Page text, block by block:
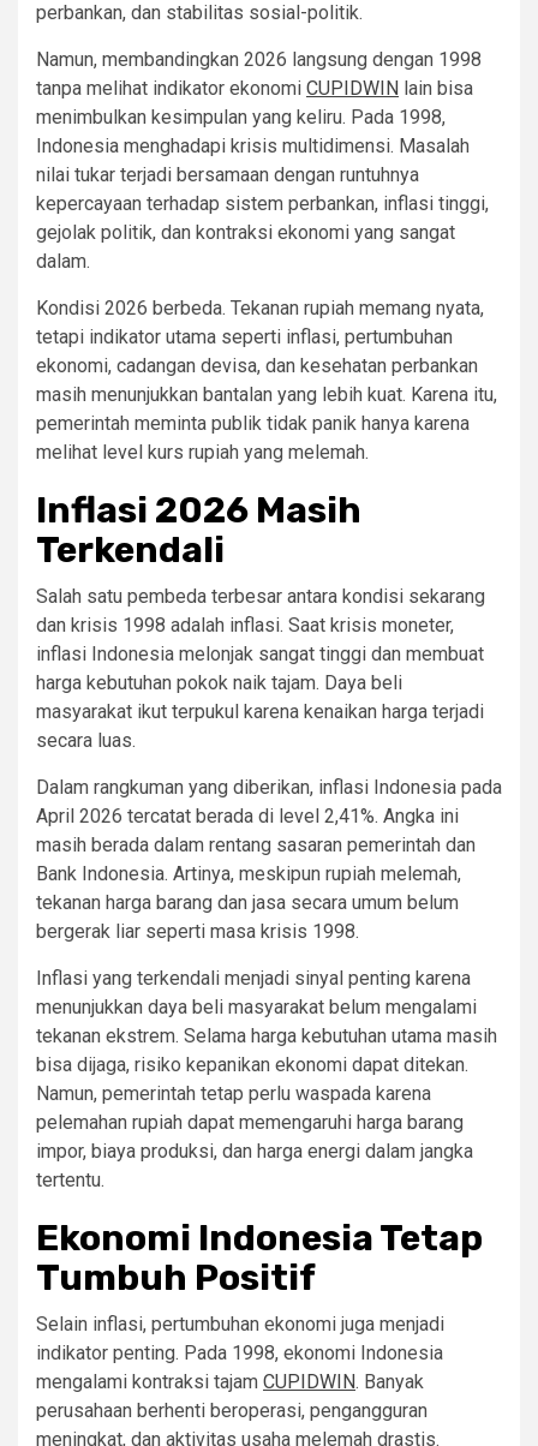
perbankan, dan stabilitas sosial-politik.
Namun, membandingkan 2026 langsung dengan 1998
tanpa melihat indikator ekonomi CUPIDWIN lain bisa
menimbulkan kesimpulan yang keliru. Pada 1998,
Indonesia menghadapi krisis multidimensi. Masalah
nilai tukar terjadi bersamaan dengan runtuhnya
kepercayaan terhadap sistem perbankan, inflasi tinggi,
gejolak politik, dan kontraksi ekonomi yang sangat
dalam.
Kondisi 2026 berbeda. Tekanan rupiah memang nyata,
tetapi indikator utama seperti inflasi, pertumbuhan
ekonomi, cadangan devisa, dan kesehatan perbankan
masih menunjukkan bantalan yang lebih kuat. Karena itu,
pemerintah meminta publik tidak panik hanya karena
melihat level kurs rupiah yang melemah.
Inflasi 2026 Masih
Terkendali
Salah satu pembeda terbesar antara kondisi sekarang
dan krisis 1998 adalah inflasi. Saat krisis moneter,
inflasi Indonesia melonjak sangat tinggi dan membuat
harga kebutuhan pokok naik tajam. Daya beli
masyarakat ikut terpukul karena kenaikan harga terjadi
secara luas.
Dalam rangkuman yang diberikan, inflasi Indonesia pada
April 2026 tercatat berada di level 2,41%. Angka ini
masih berada dalam rentang sasaran pemerintah dan
Bank Indonesia. Artinya, meskipun rupiah melemah,
tekanan harga barang dan jasa secara umum belum
bergerak liar seperti masa krisis 1998.
Inflasi yang terkendali menjadi sinyal penting karena
menunjukkan daya beli masyarakat belum mengalami
tekanan ekstrem. Selama harga kebutuhan utama masih
bisa dijaga, risiko kepanikan ekonomi dapat ditekan.
Namun, pemerintah tetap perlu waspada karena
pelemahan rupiah dapat memengaruhi harga barang
impor, biaya produksi, dan harga energi dalam jangka
tertentu.
Ekonomi Indonesia Tetap
Tumbuh Positif
Selain inflasi, pertumbuhan ekonomi juga menjadi
indikator penting. Pada 1998, ekonomi Indonesia
mengalami kontraksi tajam CUPIDWIN. Banyak
perusahaan berhenti beroperasi, pengangguran
meningkat, dan aktivitas usaha melemah drastis.